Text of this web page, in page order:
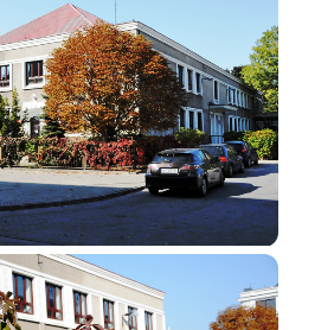
internetowa
działała jak
najlepiej
podczas Twojej
wizyty. Jeśli
odrzucisz te pliki
cookie, niektóre
funkcje znikną
ze strony
internetowej.